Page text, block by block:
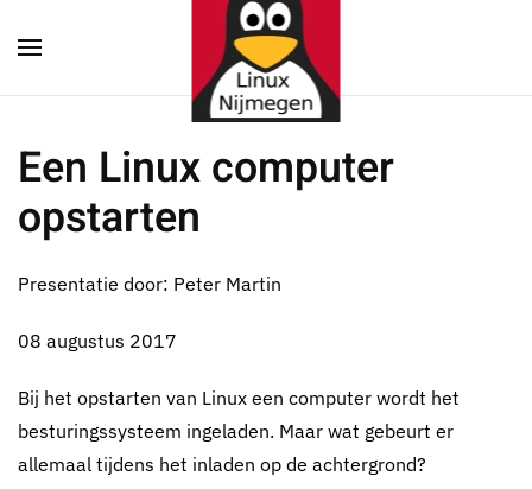
Terug naar hoofdinhoud
Een Linux computer
opstarten
Presentatie door: Peter Martin
08 augustus 2017
Bij het opstarten van Linux een computer wordt het
besturingssysteem ingeladen. Maar wat gebeurt er
allemaal tijdens het inladen op de achtergrond?